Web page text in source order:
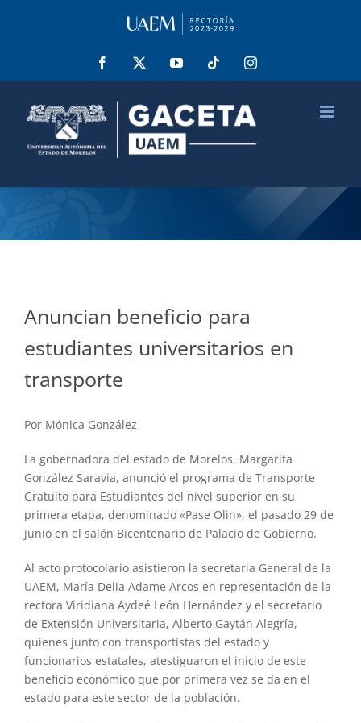
Facebook YouTube Tiktok Instagram
Anuncian beneficio para
estudiantes universitarios en
transporte
Por Mónica González
La gobernadora del estado de Morelos, Margarita
González Saravia, anunció el programa de Transporte
Gratuito para Estudiantes del nivel superior en su
primera etapa, denominado «Pase Olin», el pasado 29 de
junio en el salón Bicentenario de Palacio de Gobierno.
Al acto protocolario asistieron la secretaria General de la
UAEM, María Delia Adame Arcos en representación de la
rectora Viridiana Aydeé León Hernández y el secretario
de Extensión Universitaria, Alberto Gaytán Alegría,
quienes junto con transportistas del estado y
funcionarios estatales, atestiguaron el inicio de este
beneficio económico que por primera vez se da en el
estado para este sector de la población.